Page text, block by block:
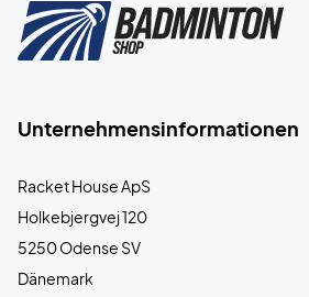
Unternehmensinformationen
Racket House ApS
Holkebjergvej 120
5250 Odense SV
Dänemark